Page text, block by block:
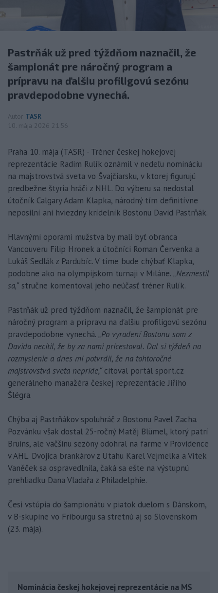
Pastrňák už pred týždňom naznačil, že
šampionát pre náročný program a
prípravu na ďalšiu profiligovú sezónu
pravdepodobne vynechá.
Autor TASR
10. mája 2026 21:56
Praha 10. mája (TASR) - Tréner českej hokejovej
reprezentácie Radim Rulík oznámil v nedeľu nomináciu
na majstrovstvá sveta vo Švajčiarsku, v ktorej figurujú
predbežne štyria hráči z NHL. Do výberu sa nedostal
útočník Calgary Adam Klapka, národný tím definitívne
neposilní ani hviezdny krídelník Bostonu David Pastrňák.
Hlavnými oporami mužstva by mali byť obranca
Vancouveru Filip Hronek a útočníci Roman Červenka a
Lukáš Sedlák z Pardubíc. V tíme bude chýbať Klapka,
podobne ako na olympijskom turnaji v Miláne. „Nezmestil
sa,“ stručne komentoval jeho neúčasť tréner Rulík.
Pastrňák už pred týždňom naznačil, že šampionát pre
náročný program a prípravu na ďalšiu profiligovú sezónu
pravdepodobne vynechá. „Po vyradení Bostonu som z
Davida necítil, že by za nami pricestoval. Dal si týždeň na
rozmyslenie a dnes mi potvrdil, že na tohtoročné
majstrovstvá sveta nepríde,“ citoval portál sport.cz
generálneho manažéra českej reprezentácie Jiřího
Šlégra.
Chýba aj Pastrňákov spoluhráč z Bostonu Pavel Zacha.
Pozvánku však dostal 25-ročný Matěj Blümel, ktorý patrí
Bruins, ale väčšinu sezóny odohral na farme v Providence
v AHL. Dvojica brankárov z Utahu Karel Vejmelka a Vítek
Vaněček sa ospravedlnila, čaká sa ešte na výstupnú
prehliadku Dana Vladařa z Philadelphie.
Česi vstúpia do šampionátu v piatok duelom s Dánskom,
v B-skupine vo Fribourgu sa stretnú aj so Slovenskom
(23. mája).
Nominácia českej hokejovej reprezentácie na MS